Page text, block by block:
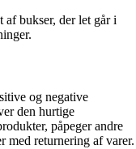
bukser, der let går i
og negative
den hurtige
påpeger andre
med returnering af varer.